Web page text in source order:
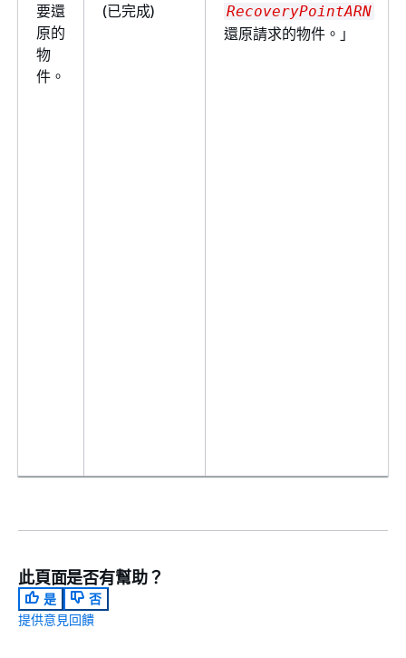
要還
原的
物
件。
(已完成)
RecoveryPointARN
還原請求的物件。」
此頁面是否有幫助？
是
否
提供意見回饋